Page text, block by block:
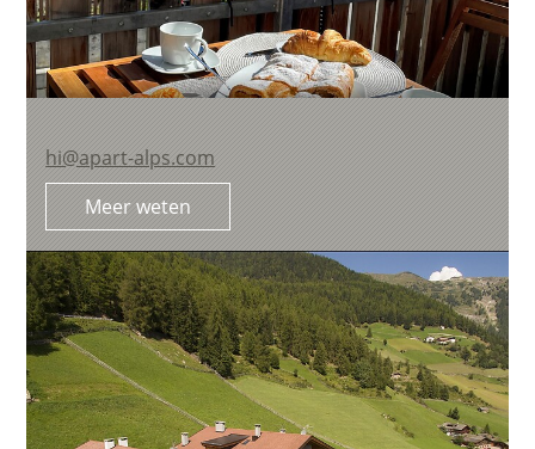
hi@apart-alps.com
Meer weten